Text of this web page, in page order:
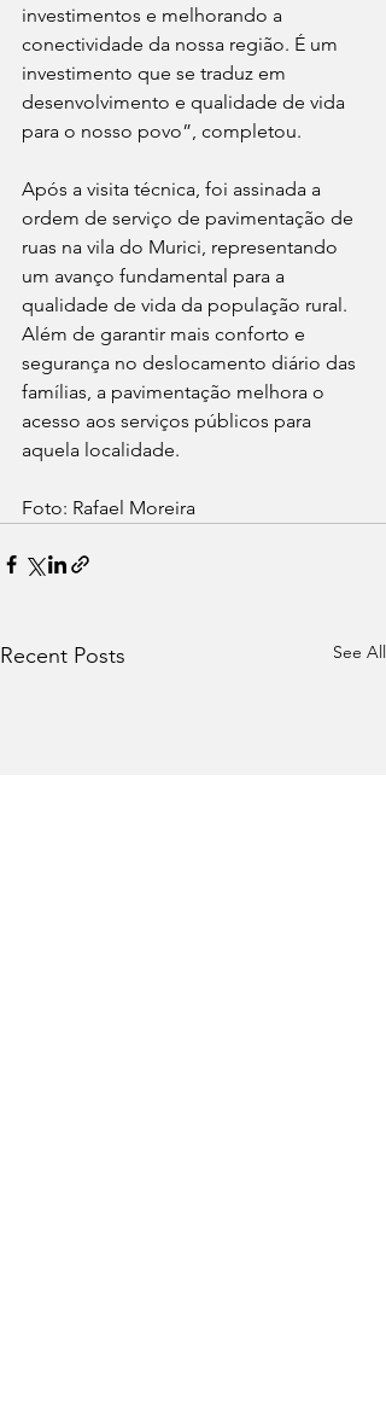
investimentos e melhorando a
conectividade da nossa região. É um
investimento que se traduz em
desenvolvimento e qualidade de vida
para o nosso povo”, completou.
Após a visita técnica, foi assinada a
ordem de serviço de pavimentação de
ruas na vila do Murici, representando
um avanço fundamental para a
qualidade de vida da população rural.
Além de garantir mais conforto e
segurança no deslocamento diário das
famílias, a pavimentação melhora o
acesso aos serviços públicos para
aquela localidade.
Foto: Rafael Moreira
Recent Posts See All